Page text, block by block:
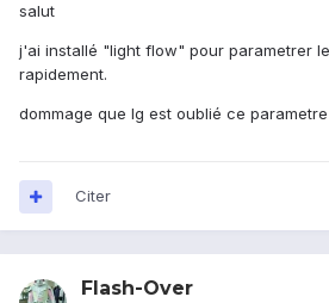
salut
j'ai installé "light flow" pour parametrer
rapidement.
dommage que lg est oublié ce
Citer
Flash-Over